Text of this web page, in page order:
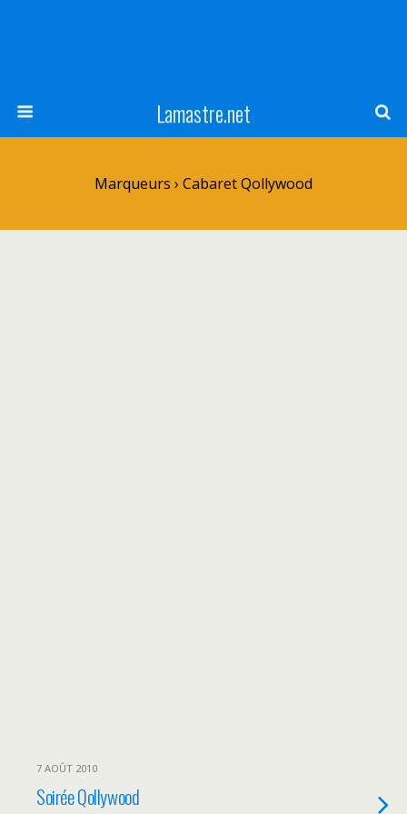
Lamastre.net
Marqueurs › Cabaret Qollywood
7 AOÛT 2010
Soirée Qollywood